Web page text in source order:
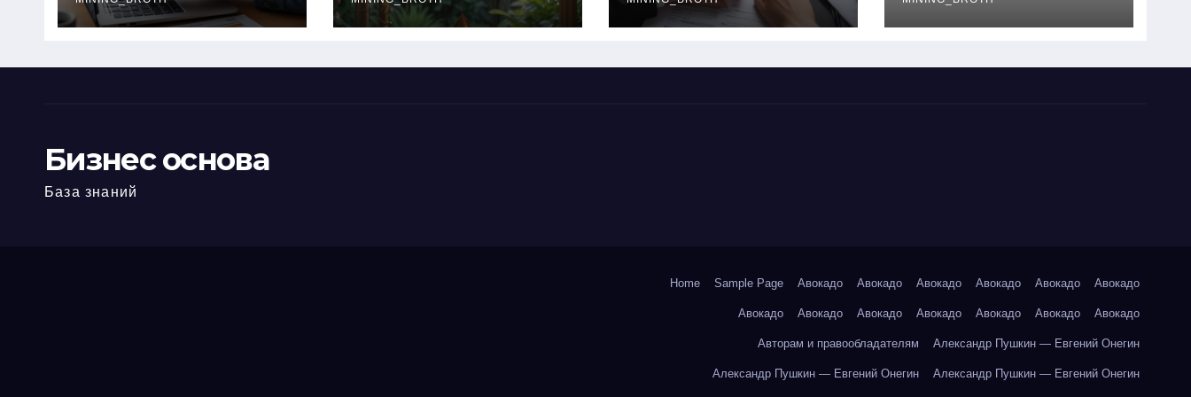
офис: порядок,
требования и
колокольчиков
ставки и
требования к
руководство
Бизнес основа
База знаний
Home Sample Page Авокадо Авокадо Авокадо Авокадо Авокадо Авокадо
Авокадо Авокадо Авокадо Авокадо Авокадо Авокадо Авокадо
Авторам и правообладателям Александр Пушкин — Евгений Онегин
Александр Пушкин — Евгений Онегин Александр Пушкин — Евгений Онегин